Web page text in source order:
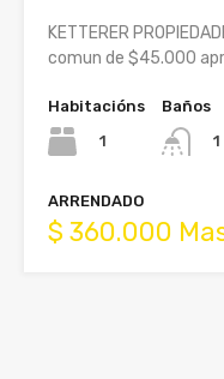
KETTERER
comun de $45.000
Habitacións
1
Baños
1
ARRENDADO
$ 360.000